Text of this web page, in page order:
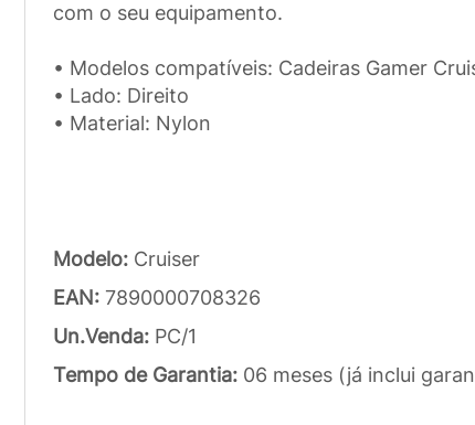
com o seu equipamento.
• Modelos compatíveis: Cadeiras Gamer
• Lado: Direito
• Material: Nylon
Modelo: Cruiser
EAN: 7890000708326
Un.Venda: PC/1
Tempo de Garantia: 06 meses (já inclui